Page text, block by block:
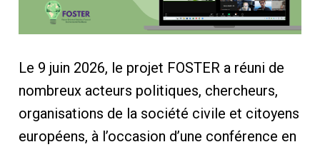
Le 9 juin 2026, le projet FOSTER a réuni de
nombreux acteurs politiques, chercheurs,
organisations de la société civile et citoyens
européens, à l’occasion d’une conférence en